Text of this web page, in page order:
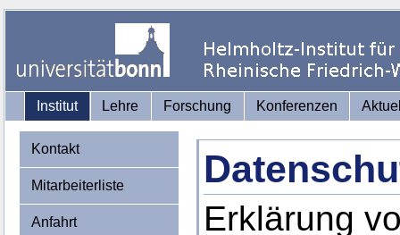
Institut Lehre Forschung Konferenzen
Kontakt
Mitarbeiterliste
Anfahrt
Erklärung